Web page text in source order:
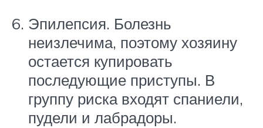
Эпилепсия. Болезнь
неизлечима, поэтому хозяину
остается купировать
последующие приступы. В
группу риска входят спаниели,
пудели и лабрадоры.